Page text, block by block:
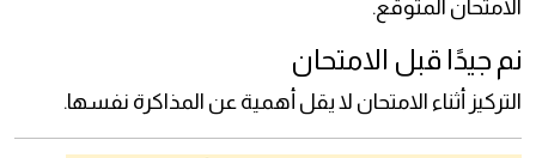
الامتحان المتوقع.
نم جيدًا قبل الامتحان
التركيز أثناء الامتحان لا يقل أهمية عن المذاكرة نفسها.